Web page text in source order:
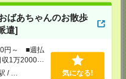
ばあちゃんのお散歩
遣]
円～ ■週払
1万2000円
/ … 気になる!
ビジネスパークサウスタワー